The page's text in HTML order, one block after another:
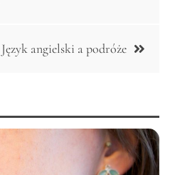
Język angielski a podróże